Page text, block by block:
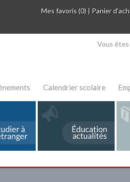
Mes favoris (0) | Panier
Vous
Calendrier scolaire